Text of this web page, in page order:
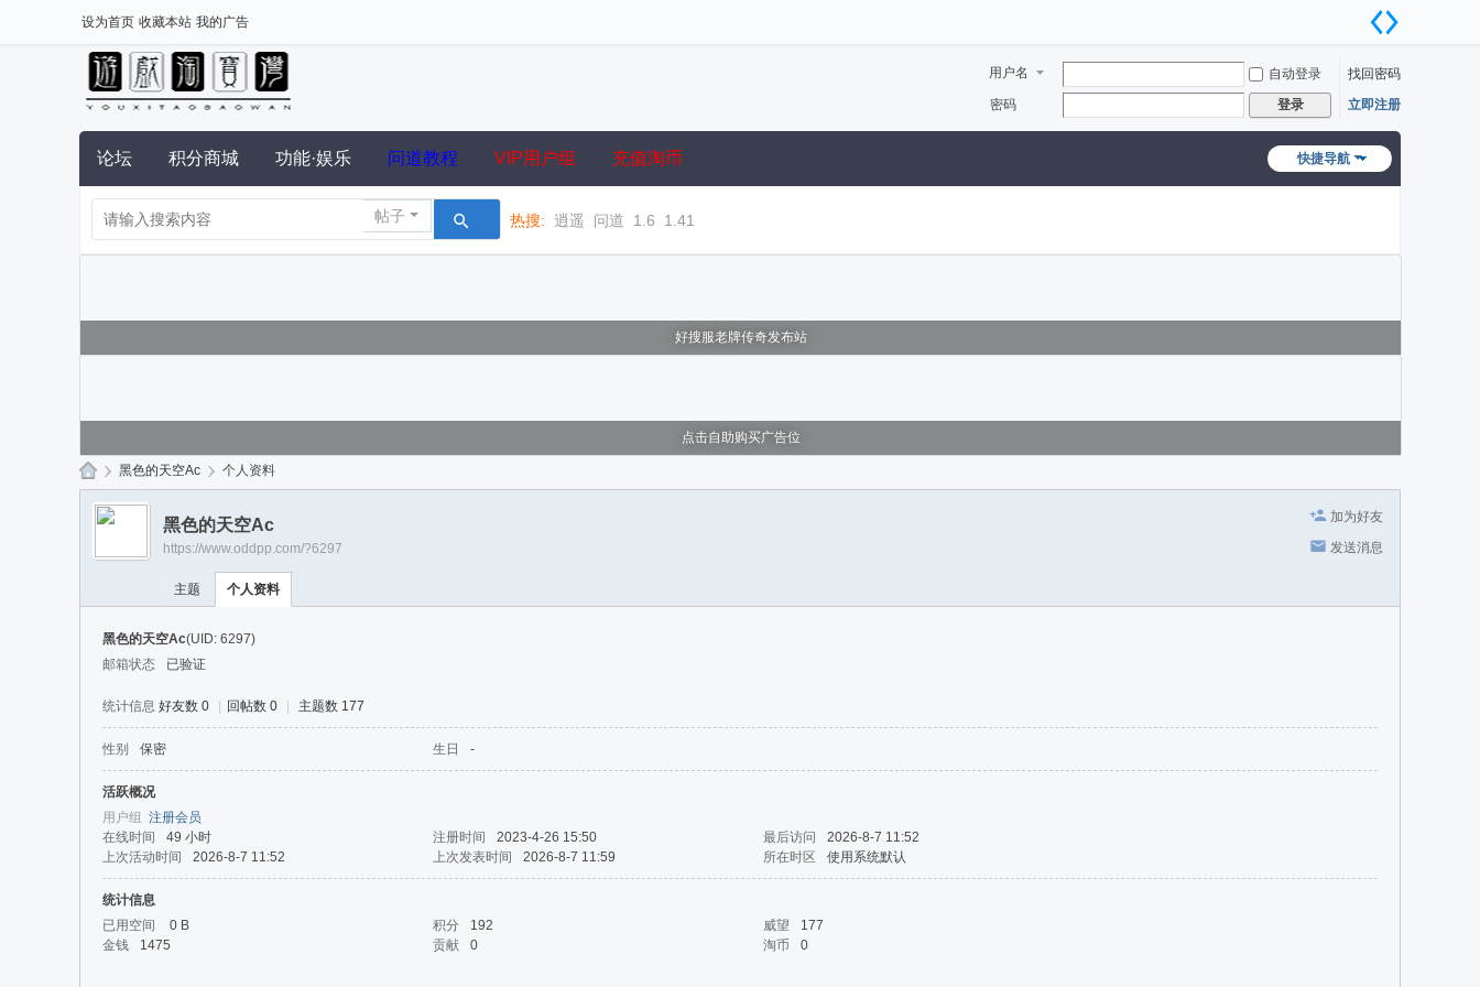
设为首页 收藏本站 我的广告
用户名 自动登录
找回密码
密码
登录 立即注册
快捷导航
论坛 积分商城 功能·娱乐 问道教程 VIP用户组 充值淘币
帖子 热搜: 逍遥 问道 1.6 1.41
好搜服老牌传奇发布站
点击自助购买广告位
游
淘
› 黑色的天空Ac › 个人资料
加为好友
发送消息
黑色的天空Ac
https://www.oddpp.com/?6297
主题 个人资料
黑色的天空Ac(UID: 6297)
邮箱状态
已验证
统计信息 好友数 0 回帖数 0 主题数 177
性别 保密 生日 -
活跃概况
用户组 注册会员
在线时间
49 小时 注册时间 2023-4-26 15:50 最后访问
2026-8-7 11:52
上次活动时间
2026-8-7 11:52 上次发表时间 2026-8-7 11:59 所在时区 使用系统默认
统计信息
已用空间
0 B 积分 192 威望
177
金钱
1475 贡献 0 淘币 0